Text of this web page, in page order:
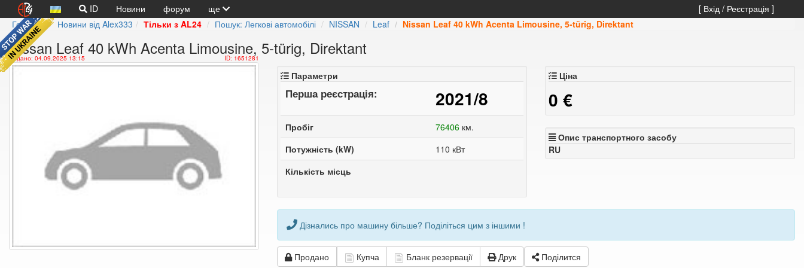
ID Новини форум ще
[ Вхід / Реєстрація ]
Головна
Новини від Alex333 Тільки з AL24 Пошук: Легкові автомобілі NISSAN Leaf Nissan Leaf 40 kWh Acenta Limousine, 5-türig, Direktant
Nissan Leaf 40 kWh Acenta Limousine, 5-türig, Direktant
Додано: 04.09.2025 13:15 ID: 1651281
Параметри
Перша реєстрація: 2021/8
Пробіг 76406 км.
Потужність (kW)
110 кВт
Кількість місць
Ціна
0 €
Опис транспортного засобу
RU
Дізнались про машину більше? Поділіться цим з іншими !
Продано Поділится
Купча Бланк резервації Друк